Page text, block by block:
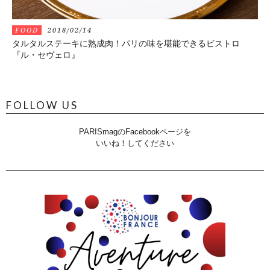
FOOD 2018/02/14
タルタルステーキに熟成肉！パリの味を堪能できるビストロ
『ル・セヴェロ』
FOLLOW US
PARISmagのFacebookページを
いいね！してください